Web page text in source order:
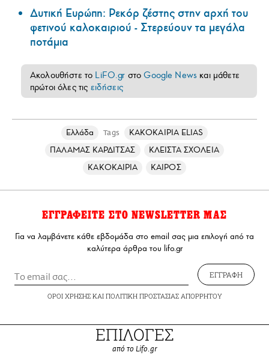
Δυτική Ευρώπη: Ρεκόρ ζέστης στην αρχή του
φετινού καλοκαιριού - Στερεύουν τα μεγάλα
ποτάμια
Ακολουθήστε το LiFO.gr στοGoogle News και μάθετε
πρώτοι όλες τις ειδήσεις
Ελλάδα Tags
ΚΑΚΟΚΑΙΡΙΑ ELIAS
ΠΑΛΑΜΑΣ ΚΑΡΔΙΤΣΑΣ
ΚΛΕΙΣΤΑ ΣΧΟΛΕΙΑ
ΚΑΚΟΚΑΙΡΙΑ
ΚΑΙΡΟΣ
ΕΓΓΡΑΦΕΙΤΕ ΣΤΟ NEWSLETTER ΜΑΣ
Για να λαμβάνετε κάθε εβδομάδα στο email σας μια επιλογή από τα
καλύτερα άρθρα του lifo.gr
ΕΓΓΡΑΦΗ
ΟΡΟΙ ΧΡΗΣΗΣΚΑΙ ΠΟΛΙΤΙΚΗ ΠΡΟΣΤΑΣΙΑΣ ΑΠΟΡΡΗΤΟΥ
ΕΠΙΛΟΓΕΣ
από το Lifo.gr